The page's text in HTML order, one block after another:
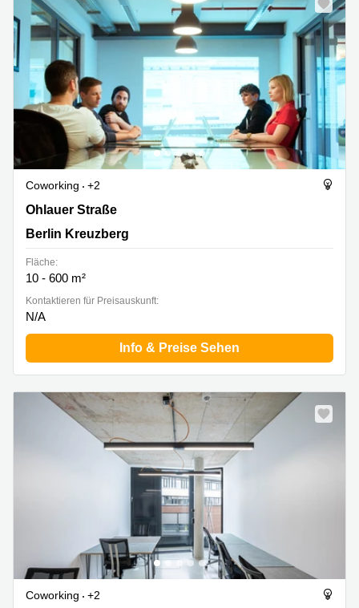
Coworking
+2
Ohlauer Straße 43, Berlin Kreuzberg
Ohlauer Straße
Berlin Kreuzberg
Fläche:
10 - 600 m²
Kontaktieren für Preisauskunft:
N/A
Info & Preise Sehen
Coworking
+2